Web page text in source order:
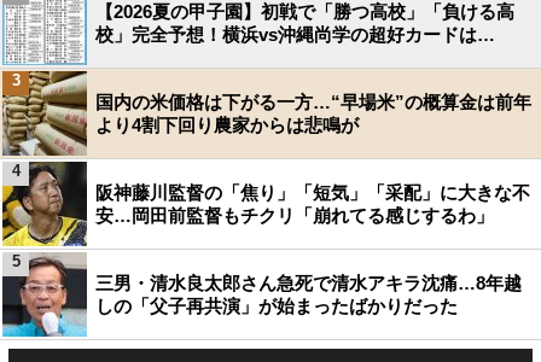
【2026夏の甲子園】初戦で「勝つ高校」「負ける高
校」完全予想！横浜vs沖縄尚学の超好カードは…
国内の米価格は下がる一方…“早場米”の概算金は前年
より4割下回り農家からは悲鳴が
3
阪神藤川監督の「焦り」「短気」「采配」に大きな不
安…岡田前監督もチクリ「崩れてる感じするわ」
4
三男・清水良太郎さん急死で清水アキラ沈痛…8年越
しの「父子再共演」が始まったばかりだった
5